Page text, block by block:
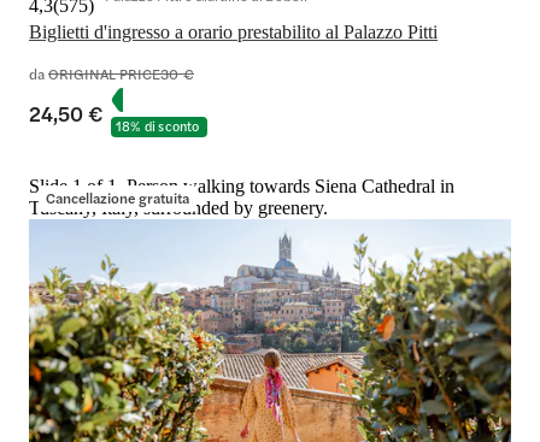
Biglietti d'ingresso a orario prestabilito al Palazzo Pitti
4,3(575)
daORIGINAL PRICE30 €
24,50 € 18% di sconto
Cancellazione gratuita
Slide 1 of 1, Person walking towards Siena Cathedral in
Tuscany, Italy, surrounded by greenery.